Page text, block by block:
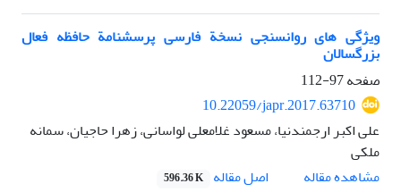
ویژگی های روانسنجی نسخة فارسی پرسشنامة حافظه فعال
بزرگسالان
صفحه97-112
10.22059/japr.2017.63710
علی اکبر ارجمندنیا، مسعود غلامعلی لواسانی، زهرا حاجیان، سمانه
ملکی
مشاهده مقاله
اصل مقاله 596.36 K